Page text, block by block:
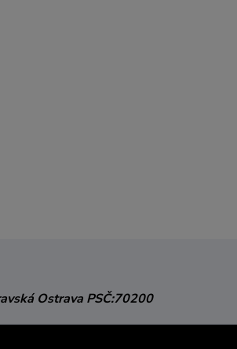
Ostrava PSČ:70200